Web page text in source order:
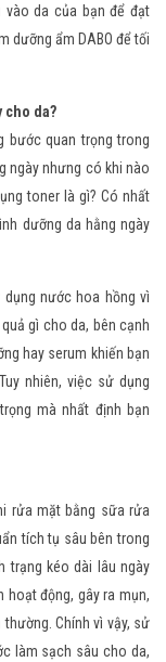
vào da của bạn để đạt
dưỡng ẩm DABO để tối
cho da?
bước quan trọng trong
ngày nhưng có khi nào
toner là gì? Có nhất
dưỡng da hằng ngày
nước hoa hồng vì
gì cho da, bên cạnh
hay serum khiến bạn
nhiên, việc sử dụng
mà nhất định bạn
rửa mặt bằng sữa rửa
tích tụ sâu bên trong
trạng kéo dài lâu ngày
động, gây ra mụn,
Chính vì vậy, sử
làm sạch sâu cho da,